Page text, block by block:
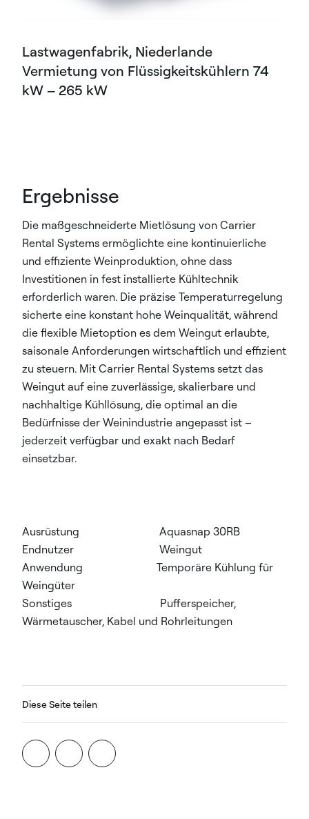
Lastwagenfabrik, Niederlande
Vermietung von Flüssigkeitskühlern 74
kW – 265 kW
Ergebnisse
Die maßgeschneiderte Mietlösung von Carrier
Rental Systems ermöglichte eine kontinuierliche
und effiziente Weinproduktion, ohne dass
Investitionen in fest installierte Kühltechnik
erforderlich waren. Die präzise Temperaturregelung
sicherte eine konstant hohe Weinqualität, während
die flexible Mietoption es dem Weingut erlaubte,
saisonale Anforderungen wirtschaftlich und effizient
zu steuern. Mit Carrier Rental Systems setzt das
Weingut auf eine zuverlässige, skalierbare und
nachhaltige Kühllösung, die optimal an die
Bedürfnisse der Weinindustrie angepasst ist –
jederzeit verfügbar und exakt nach Bedarf
einsetzbar.
Ausrüstung Aquasnap 30RB
Endnutzer Weingut
Anwendung Temporäre Kühlung für
Weingüter
Sonstiges Pufferspeicher,
Wärmetauscher, Kabel und Rohrleitungen
Diese Seite teilen